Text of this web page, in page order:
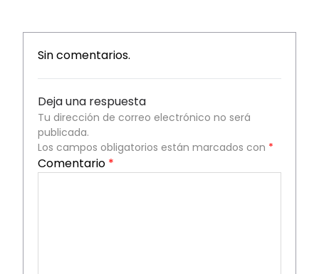
Sin comentarios.
Deja una respuesta
Tu dirección de correo electrónico no será
publicada.
Los campos obligatorios están marcados con *
Comentario *